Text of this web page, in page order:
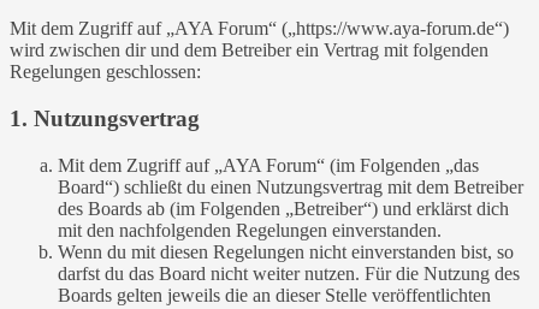
Mit dem Zugriff auf „AYA Forum“ („https://www.aya-forum.de“)
wird zwischen dir und dem Betreiber ein Vertrag mit folgenden
Regelungen geschlossen:
1. Nutzungsvertrag
Mit dem Zugriff auf „AYA Forum“ (im Folgenden „das
Board“) schließt du einen Nutzungsvertrag mit dem Betreiber
des Boards ab (im Folgenden „Betreiber“) und erklärst dich
mit den nachfolgenden Regelungen einverstanden.
Wenn du mit diesen Regelungen nicht einverstanden bist, so
darfst du das Board nicht weiter nutzen. Für die Nutzung des
Boards gelten jeweils die an dieser Stelle veröffentlichten